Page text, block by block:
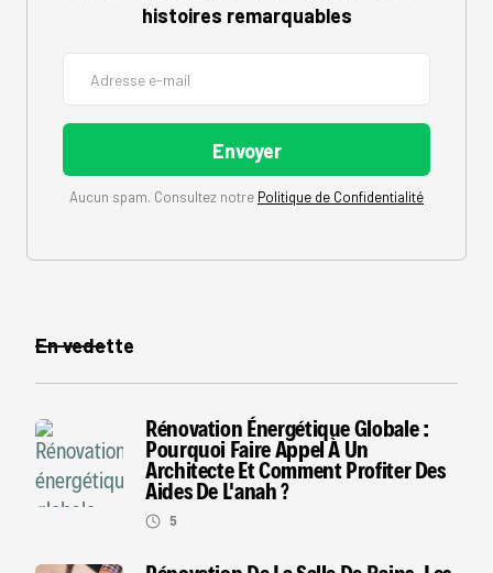
histoires remarquables
Aucun spam. Consultez notre Politique de Confidentialité
En vedette
Rénovation Énergétique Globale :
Pourquoi Faire Appel À Un
Architecte Et Comment Profiter Des
Aides De L'anah ?
5